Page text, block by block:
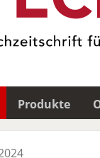
Produkte